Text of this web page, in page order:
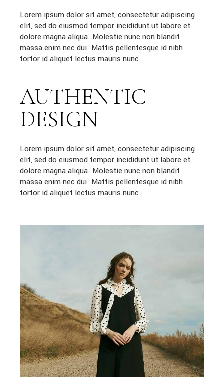
Lorem ipsum dolor sit amet, consectetur adipiscing
elit, sed do eiusmod tempor incididunt ut labore et
dolore magna aliqua. Molestie nunc non blandit
massa enim nec dui. Mattis pellentesque id nibh
tortor id aliquet lectus mauris nunc.
AUTHENTIC
DESIGN
Lorem ipsum dolor sit amet, consectetur adipiscing
elit, sed do eiusmod tempor incididunt ut labore et
dolore magna aliqua. Molestie nunc non blandit
massa enim nec dui. Mattis pellentesque id nibh
tortor id aliquet lectus mauris nunc.